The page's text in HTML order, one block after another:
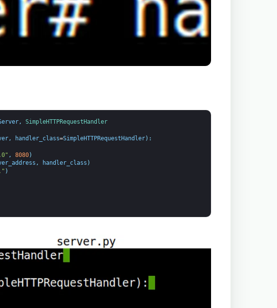
, SimpleHTTPRequestHandler
, handler_class=SimpleHTTPRequestHandler) :
, 8080)
, handler_class )
)